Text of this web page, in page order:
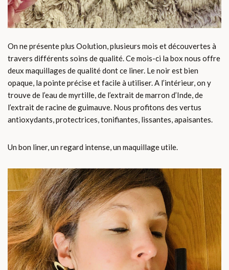
On ne présente plus Oolution, plusieurs mois et découvertes à
travers différents soins de qualité. Ce mois-ci la box nous offre
deux maquillages de qualité dont ce liner. Le noir est bien
opaque, la pointe précise et facile à utiliser. A l’intérieur, on y
trouve de l’eau de myrtille, de l’extrait de marron d’Inde, de
l’extrait de racine de guimauve. Nous profitons des vertus
antioxydants, protectrices, tonifiantes, lissantes, apaisantes.
Un bon liner, un regard intense, un maquillage utile.